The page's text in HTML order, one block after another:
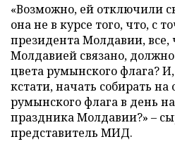
«Возможно, ей отключили
она не в курсе того, что, с
президента Молдавии,
Молдавией связано,
цвета румынского флага?
кстати, начать собирать
румынского флага в день
праздника Молдавии?» –
представитель МИД.